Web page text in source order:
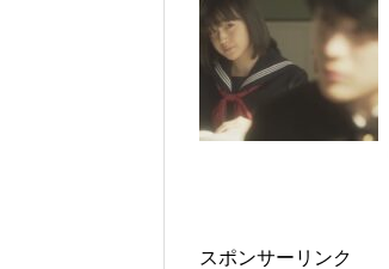
スポンサーリンク